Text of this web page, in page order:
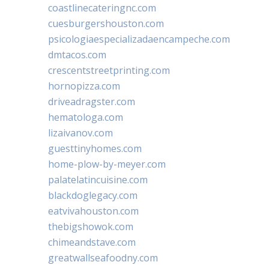
coastlinecateringnc.com
cuesburgershouston.com
psicologiaespecializadaencampeche.com
dmtacos.com
crescentstreetprinting.com
hornopizza.com
driveadragster.com
hematologa.com
lizaivanov.com
guesttinyhomes.com
home-plow-by-meyer.com
palatelatincuisine.com
blackdoglegacy.com
eatvivahouston.com
thebigshowok.com
chimeandstave.com
greatwallseafoodny.com